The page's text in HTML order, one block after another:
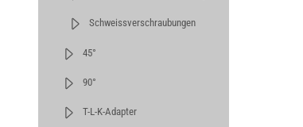
Schweissverschraubungen
45°
90°
T-L-K-Adapter